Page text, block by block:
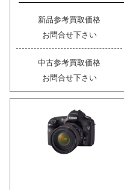
新品参考買取価格
お問合せ下さい
中古参考買取価格
お問合せ下さい